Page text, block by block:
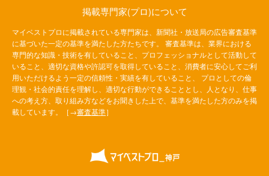
掲載専門家(プロ)について
マイベストプロに掲載されている専門家は、新聞社・放送局の広告審査基準
に基づいた一定の基準を満たした方たちです。 審査基準は、業界における
専門的な知識・技術を有していること、プロフェッショナルとして活動して
いること、適切な資格や許認可を取得していること、消費者に安心してご利
用いただけるよう一定の信頼性・実績を有していること、 プロとしての倫
理観・社会的責任を理解し、適切な行動ができることとし、人となり、仕事
への考え方、取り組み方などをお聞きした上で、基準を満たした方のみを掲
載しています。［→審査基準］